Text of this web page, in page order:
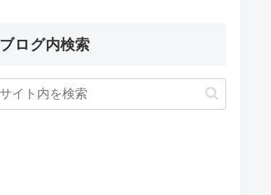
ブログ内検索